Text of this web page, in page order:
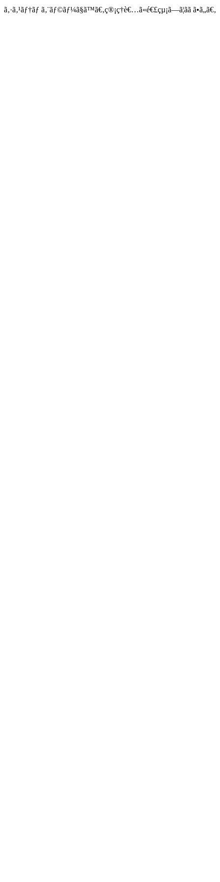
ã‚·ã‚¹ãƒ†ãƒ ã‚¨ãƒ©ãƒ¼ã§ã™ã€‚ç®¡ç†è€…ã«é€£çµ¡ã—ã¦ãã ã•ã„ã€‚